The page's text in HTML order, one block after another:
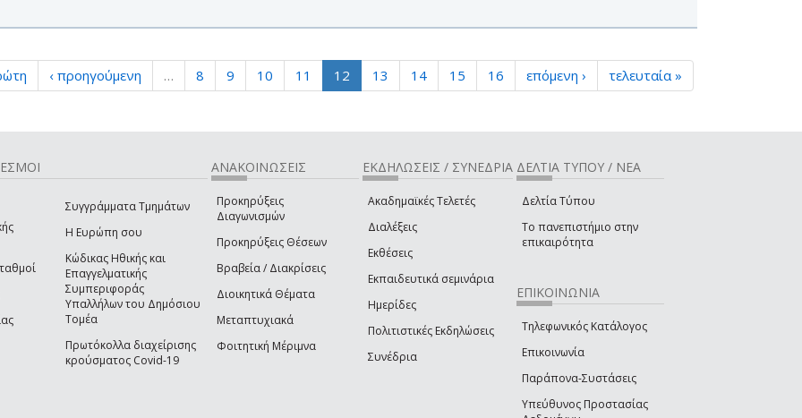
‹ προηγούμενη … 8 9 10 11 12 13 14 15 16 επόμενη › τελευταία »
Συγγράμματα Τμημάτων
Η Ευρώπη σου
Κώδικας Ηθικής και
Επαγγελματικής
Συμπεριφοράς
Υπαλλήλων του Δημόσιου
Τομέα
Πρωτόκολλα διαχείρισης
κρούσματος Covid-19
ΑΝΑΚΟΙΝΩΣΕΙΣ
Προκηρύξεις
Διαγωνισμών
Προκηρύξεις Θέσεων
Βραβεία / Διακρίσεις
Διοικητικά Θέματα
Μεταπτυχιακά
Φοιτητική Μέριμνα
ΕΚΔΗΛΩΣΕΙΣ / ΣΥΝΕΔΡΙΑ
Ακαδημαϊκές Τελετές
Διαλέξεις
Εκθέσεις
Εκπαιδευτικά σεμινάρια
Ημερίδες
Πολιτιστικές Εκδηλώσεις
Συνέδρια
ΔΕΛΤΙΑ ΤΥΠΟΥ / ΝΕΑ
Δελτία Τύπου
Το πανεπιστήμιο στην
επικαιρότητα
ΕΠΙΚΟΙΝΩΝΙΑ
Τηλεφωνικός Κατάλογος
Επικοινωνία
Παράπονα-Συστάσεις
Υπεύθυνος Προστασίας